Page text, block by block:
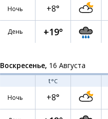
Ночь
+8°
День +19°
Воскресенье, 16 Августа
t°C
Ночь
+8°